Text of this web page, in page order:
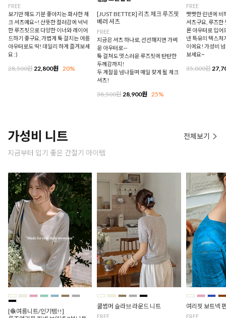
FREE
보기만 해도 기분 좋아지는 화사한 체
크 셔츠예요~! 산뜻한 컬러감에 넉넉
한 루즈핏으로 다양한 이너와 레이어
드하기 좋구요, 가볍게 툭 걸치는 여름
아우터로도 딱! 데일리 하게 즐겨보세
요 :)
28,500원 22,800원 20%
[JUST BETTER] 리츠 체크 루즈핏
베러 셔츠
FREE
지금은 셔츠 하나로, 선선해지면 가벼
운 아우터로—
툭 걸쳐도 멋스러운 루즈핏에 탄탄한
두께감까지!
두 계절을 넘나들며 매일 찾게 될 체크
셔츠!
38,500원28,900원 25%
FREE
빳빳한 린넨에 비
셔츠구요, 루즈한
론 아우터로 입어
넨 특유의 텍스처
이에요! 가성비
보세요~
35,000원
가성비 니트
지금부터 입기 좋은 간절기 아이템
전체보기
[🧶여름니트/인기템!!]
쿨썸머 슬라브 라운드 니트
FREE
여리핏 보트넥
FREE